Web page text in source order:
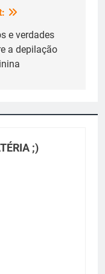
e verdades
a depilação
;)